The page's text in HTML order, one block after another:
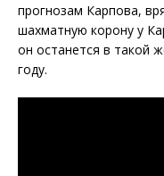
прогнозам Карпова,
шахматную корону у
он останется в такой
году.